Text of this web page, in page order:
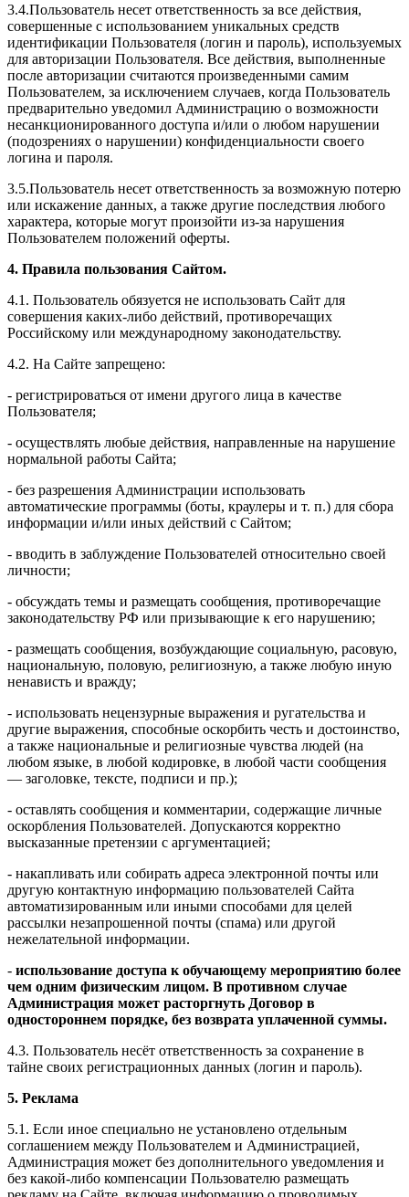
3.4.Пользователь несет ответственность за все действия,
совершенные с использованием уникальных средств
идентификации Пользователя (логин и пароль), используемых
для авторизации Пользователя. Все действия, выполненные
после авторизации считаются произведенными самим
Пользователем, за исключением случаев, когда Пользователь
предварительно уведомил Администрацию о возможности
несанкционированного доступа и/или о любом нарушении
(подозрениях о нарушении) конфиденциальности своего
логина и пароля.
3.5.Пользователь несет ответственность за возможную потерю
или искажение данных, а также другие последствия любого
характера, которые могут произойти из-за нарушения
Пользователем положений оферты.
4. Правила пользования Сайтом.
4.1. Пользователь обязуется не использовать Сайт для
совершения каких-либо действий, противоречащих
Российскому или международному законодательству.
4.2. На Сайте запрещено:
- регистрироваться от имени другого лица в качестве
Пользователя;
- осуществлять любые действия, направленные на нарушение
нормальной работы Сайта;
- без разрешения Администрации использовать
автоматические программы (боты, краулеры и т. п.) для сбора
информации и/или иных действий с Сайтом;
- вводить в заблуждение Пользователей относительно своей
личности;
- обсуждать темы и размещать сообщения, противоречащие
законодательству РФ или призывающие к его нарушению;
- размещать сообщения, возбуждающие социальную, расовую,
национальную, половую, религиозную, а также любую иную
ненависть и вражду;
- использовать нецензурные выражения и ругательства и
другие выражения, способные оскорбить честь и достоинство,
а также национальные и религиозные чувства людей (на
любом языке, в любой кодировке, в любой части сообщения
— заголовке, тексте, подписи и пр.);
- оставлять сообщения и комментарии, содержащие личные
оскорбления Пользователей. Допускаются корректно
высказанные претензии с аргументацией;
- накапливать или собирать адреса электронной почты или
другую контактную информацию пользователей Сайта
автоматизированным или иными способами для целей
рассылки незапрошенной почты (спама) или другой
нежелательной информации.
- использование доступа к обучающему мероприятию более
чем одним физическим лицом. В противном случае
Администрация может расторгнуть Договор в
одностороннем порядке, без возврата уплаченной суммы.
4.3. Пользователь несёт ответственность за сохранение в
тайне своих регистрационных данных (логин и пароль).
5. Реклама
5.1. Если иное специально не установлено отдельным
соглашением между Пользователем и Администрацией,
Администрация может без дополнительного уведомления и
без какой-либо компенсации Пользователю размещать